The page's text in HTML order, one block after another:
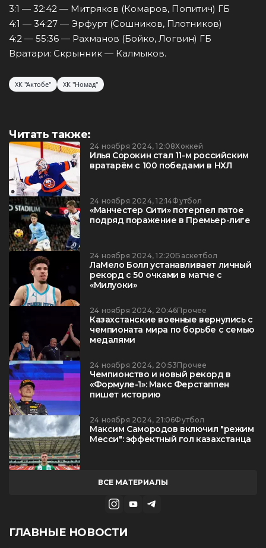
3:1 — 32:42 — Митряков (Комаров, Попитич) ГБ
4:1 — 34:27 — Эрфурт (Сошников, Плотников)
4:2 — 55:36 — Рахманов (Бойко, Логвин) ГБ
Вратари: Скрынник — Калмыков.
ХК "Актобе" ХК "Номад"
Читать также:
24 ноября 2024, 12:08Хоккей
Илья Сорокин стал 11-м российским
вратарём с 100 победами в НХЛ
24 ноября 2024, 12:14Футбол
«Манчестер Сити» потерпел пятое
подряд поражение в Премьер-лиге
24 ноября 2024, 12:20Баскетбол
ЛаМело Болл устанавливает личный
рекорд с 50 очками в матче с
«Милуоки»
24 ноября 2024, 20:46Прочее
Казахстанские военные вернулись с
чемпионата мира по борьбе с семью
медалями
24 ноября 2024, 20:53Прочее
Чемпионство и новый рекорд в
«Формуле-1»: Макс Ферстаппен
пишет историю
24 ноября 2024, 21:06Футбол
Максим Самородов включил "режим
Месси": эффектный гол казахстанца
ВСЕ МАТЕРИАЛЫ
ГЛАВНЫЕ НОВОСТИ